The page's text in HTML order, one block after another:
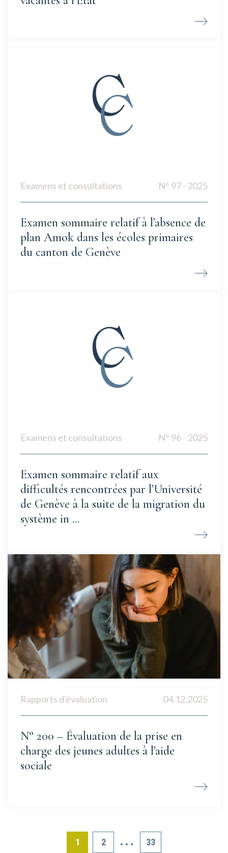
Examens et consultations N° 97 - 2025
Examen sommaire relatif à l’absence de
plan Amok dans les écoles primaires
du canton de Genève
Examens et consultations N° 96 - 2025
Examen sommaire relatif aux
difficultés rencontrées par l’Université
de Genève à la suite de la migration du
système in ...
Rapports d'évaluation 04.12.2025
N° 200 – Évaluation de la prise en
charge des jeunes adultes à l’aide
sociale
1 2 … 33